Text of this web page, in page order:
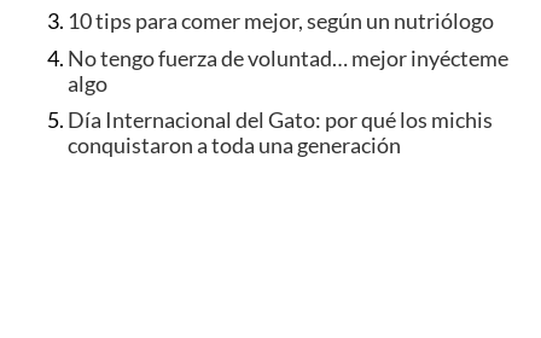
10 tips para comer mejor, según un nutriólogo
No tengo fuerza de voluntad… mejor inyécteme
algo
Día Internacional del Gato: por qué los michis
conquistaron a toda una generación